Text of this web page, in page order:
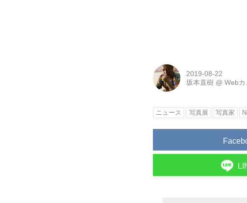
2019-08-22
坂本直樹 @Webカ
ニュース 写真展 写真家